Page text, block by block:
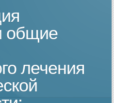
общие
лечения